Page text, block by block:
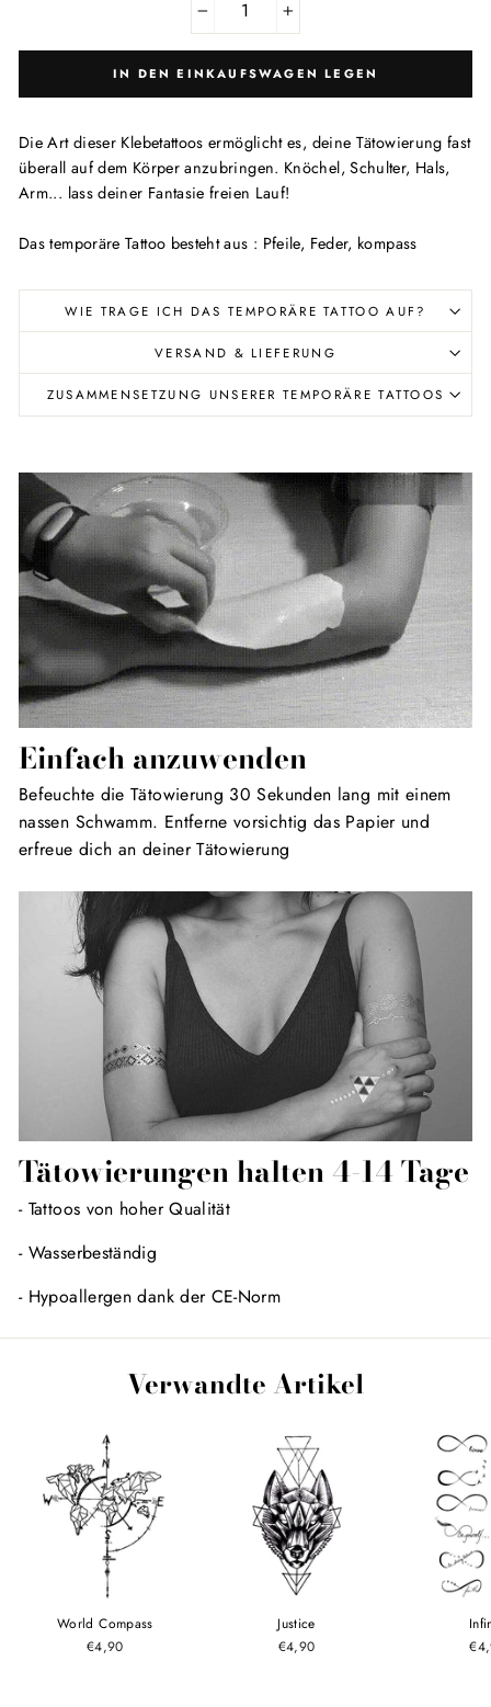
IN DEN EINKAUFSWAGEN LEGEN
Die Art dieser Klebetattoos ermöglicht es, deine Tätowierung fast
überall auf dem Körper anzubringen. Knöchel, Schulter, Hals,
Arm... lass deiner Fantasie freien Lauf!
Das temporäre Tattoo besteht aus : Pfeile, Feder, kompass
WIE TRAGE ICH DAS TEMPORÄRE TATTOO AUF?
VERSAND & LIEFERUNG
ZUSAMMENSETZUNG UNSERER TEMPORÄRE TATTOOS
Einfach anzuwenden
Befeuchte die Tätowierung 30 Sekunden lang mit einem
nassen Schwamm. Entferne vorsichtig das Papier und
erfreue dich an deiner Tätowierung
Tätowierungen halten 4-14 Tage
- Tattoos von hoher Qualität
- Wasserbeständig
- Hypoallergen dank der CE-Norm
Verwandte Artikel
World Compass
€4,90
Justice
€4,90